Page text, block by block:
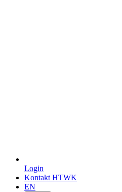
Login
Kontakt HTWK
EN